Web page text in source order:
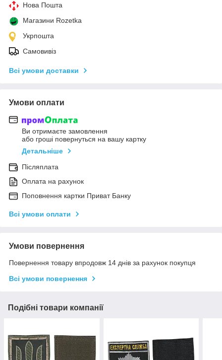
Нова Пошта
Магазини Rozetka
Укрпошта
Самовивіз
Всі умови доставки
Умови оплати
Ви отримаєте замовлення
або гроші повернуться на вашу картку
Детальніше
Післяплата
Оплата на рахунок
Поповнення картки Приват Банку
Всі умови оплати
Умови повернення
Повернення товару впродовж 14 днів за рахунок покупця
Всі умови повернення
Подібні товари компанії